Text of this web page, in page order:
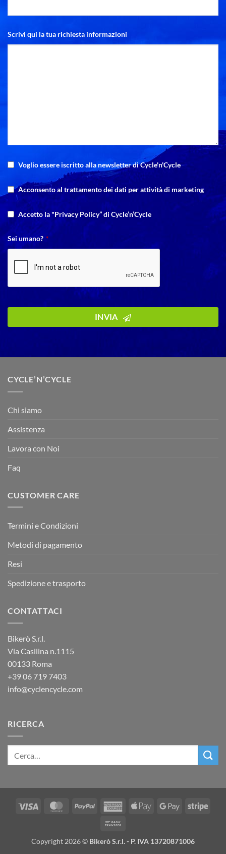
Scrivi qui la tua richiesta informazioni
Voglio essere iscritto alla newsletter di Cycle'n'Cycle
Acconsento al trattamento dei dati per attività di marketing
Email *
Accetto la "Privacy Policy” di Cycle’n’Cycle
Sei umano? *
INVIA
CYCLE’N’CYCLE
Chi siamo
Assistenza
Lavora con Noi
Faq
CUSTOMER CARE
Termini e Condizioni
Metodi di pagamento
Resi
Spedizione e trasporto
CONTATTACI
Bikerò S.r.l.
Via Casilina n.1115
00133 Roma
+3906 719 7403
info@cyclencycle.com
RICERCA
Visa MasterCardPayPal
AmericanApple
Google
Stripe
Copyright 2026 © Bikerò S.r.l. - P. IVA 13720871006